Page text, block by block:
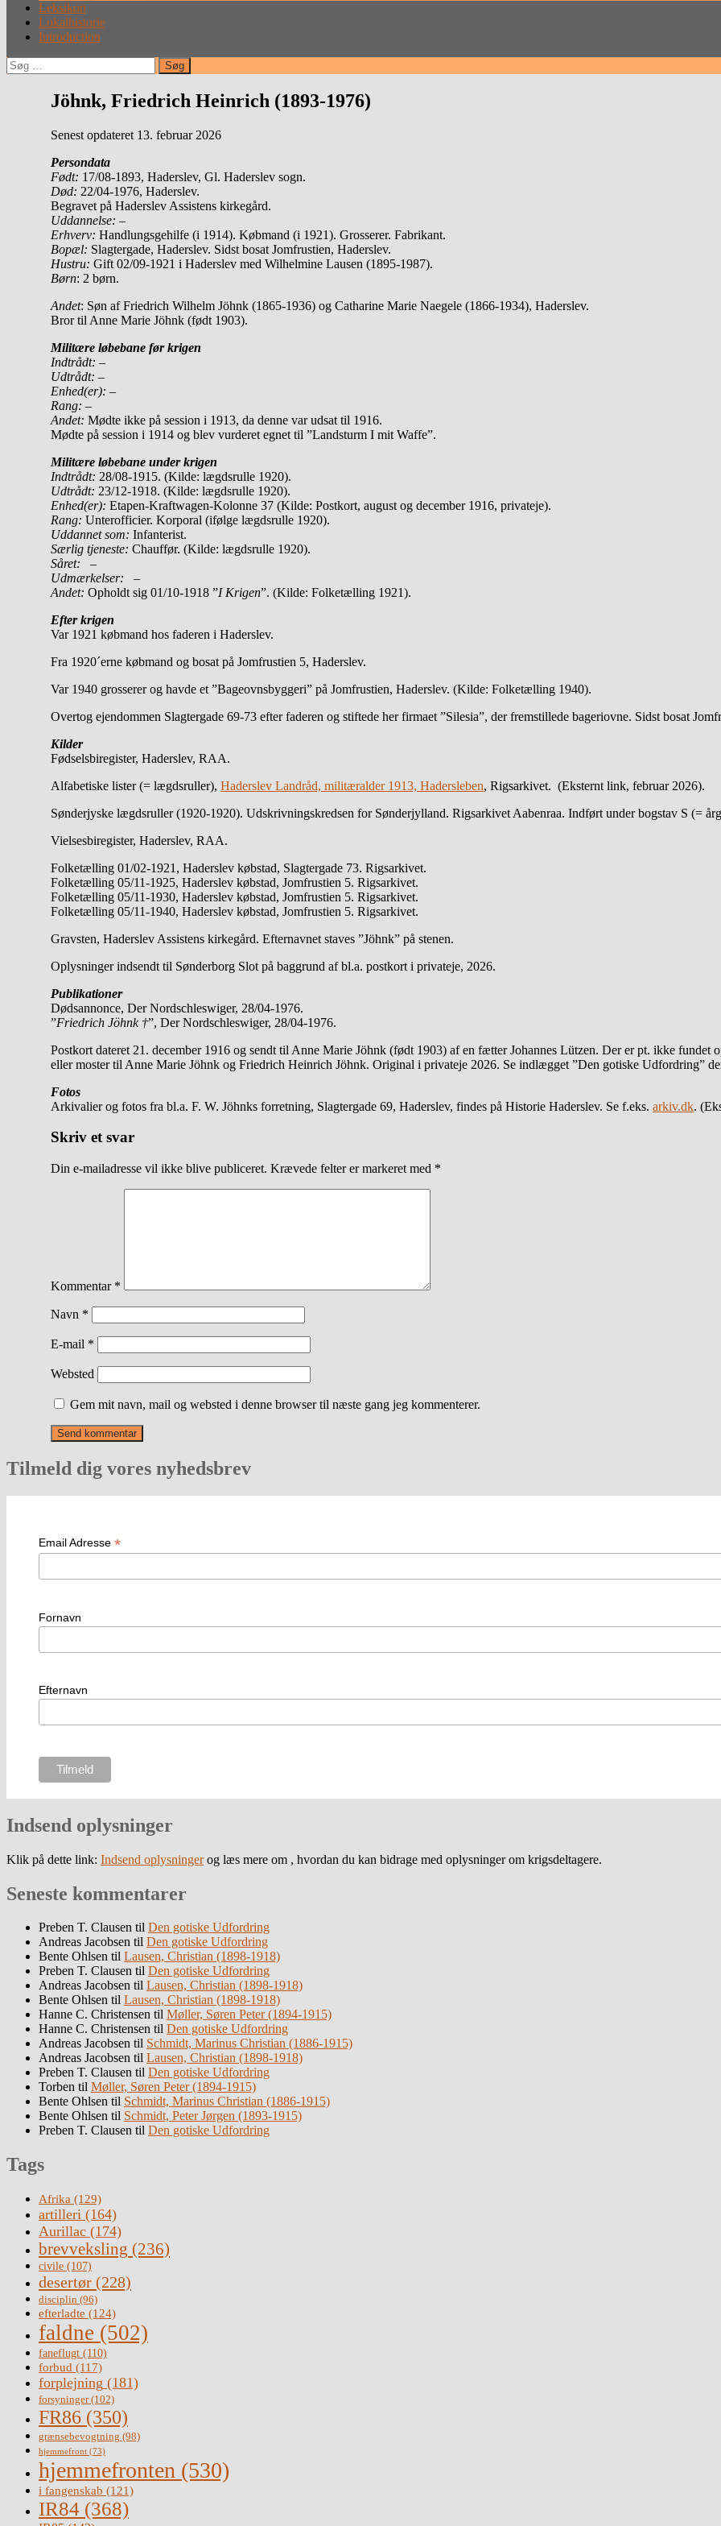
Leksikon
Lokalhistorie
Introduction
Søg
efter:
Jöhnk, Friedrich Heinrich (1893-1976)
Senest opdateret 13. februar 2026
Persondata
Født: 17/08-1893, Haderslev, Gl. Haderslev sogn.
Død: 22/04-1976, Haderslev.
Begravet på Haderslev Assistens kirkegård.
Uddannelse: –
Erhverv: Handlungsgehilfe (i 1914). Købmand (i 1921). Grosserer. Fabrikant.
Bopæl: Slagtergade, Haderslev. Sidst bosat Jomfrustien, Haderslev.
Hustru: Gift 02/09-1921 i Haderslev med Wilhelmine Lausen (1895-1987).
Børn: 2 børn.
Andet: Søn af Friedrich Wilhelm Jöhnk (1865-1936) og Catharine Marie Naegele (1866-1934), Haderslev.
Bror til Anne Marie Jöhnk (født 1903).
Militære løbebane før krigen
Indtrådt: –
Udtrådt: –
Enhed(er): –
Rang: –
Andet: Mødte ikke på session i 1913, da denne var udsat til 1916.
Mødte på session i 1914 og blev vurderet egnet til ”Landsturm I mit Waffe”.
Militære løbebane under krigen
Indtrådt: 28/08-1915. (Kilde: lægdsrulle 1920).
Udtrådt: 23/12-1918. (Kilde: lægdsrulle 1920).
Enhed(er): Etapen-Kraftwagen-Kolonne 37 (Kilde: Postkort, august og december 1916, privateje).
Rang: Unterofficier. Korporal (ifølge lægdsrulle 1920).
Uddannet som: Infanterist.
Særlig tjeneste: Chauffør. (Kilde: lægdsrulle 1920).
Såret: –
Udmærkelser: –
Andet: Opholdt sig 01/10-1918 ”I Krigen”. (Kilde: Folketælling 1921).
Efter krigen
Var 1921 købmand hos faderen i Haderslev.
Fra 1920´erne købmand og bosat på Jomfrustien 5, Haderslev.
Var 1940 grosserer og havde et ”Bageovnsbyggeri” på Jomfrustien, Haderslev. (Kilde: Folketælling 1940).
Overtog ejendommen Slagtergade 69-73 efter faderen og stiftede her firmaet ”Silesia”, der fremstillede bageriovne. Sidst bosat
Kilder
Fødselsbiregister, Haderslev, RAA.
Alfabetiske lister (= lægdsruller), Haderslev Landråd, militæralder 1913, Hadersleben, Rigsarkivet. (Eksternt link, februar 2026).
Sønderjyske lægdsruller (1920-1920). Udskrivningskredsen for Sønderjylland. Rigsarkivet Aabenraa. Indført under bogstav S (=
Vielsesbiregister, Haderslev, RAA.
Folketælling 01/02-1921, Haderslev købstad, Slagtergade 73. Rigsarkivet.
Folketælling 05/11-1925, Haderslev købstad, Jomfrustien 5. Rigsarkivet.
Folketælling 05/11-1930, Haderslev købstad, Jomfrustien 5. Rigsarkivet.
Folketælling 05/11-1940, Haderslev købstad, Jomfrustien 5. Rigsarkivet.
Gravsten, Haderslev Assistens kirkegård. Efternavnet staves ”Jöhnk” på stenen.
Oplysninger indsendt til Sønderborg Slot på baggrund af bl.a. postkort i privateje, 2026.
Publikationer
Dødsannonce, Der Nordschleswiger, 28/04-1976.
”Friedrich Jöhnk †”, Der Nordschleswiger, 28/04-1976.
Postkort dateret 21. december 1916 og sendt til Anne Marie Jöhnk (født 1903) af en fætter Johannes Lützen. Der er pt. ikke fundet
eller moster til Anne Marie Jöhnk og Friedrich Heinrich Jöhnk. Original i privateje 2026. Se indlægget ”Den gotiske Udfordring”
Fotos
Arkivalier og fotos fra bl.a. F. W. Jöhnks forretning, Slagtergade 69, Haderslev, findes på Historie Haderslev. Se f.eks. arkiv.dk.
Skriv et svar
Din e-mailadresse vil ikke blive publiceret. Krævede felter er markeret med *
Kommentar *
Navn *
E-mail *
Websted
Gem mit navn, mail og websted i denne browser til næste gang jeg kommenterer.
Tilmeld dig vores nyhedsbrev
Email Adresse *
Fornavn
Efternavn
Indsend oplysninger
Klik på dette link: Indsend oplysningerog læs mere om , hvordan du kan bidrage med oplysninger om krigsdeltagere.
Seneste kommentarer
Preben T. Clausen til Den gotiske Udfordring
Andreas Jacobsen til Den gotiske Udfordring
Bente Ohlsen til Lausen, Christian (1898-1918)
Preben T. Clausen til Den gotiske Udfordring
Andreas Jacobsen til Lausen, Christian (1898-1918)
Bente Ohlsen til Lausen, Christian (1898-1918)
Hanne C. Christensen til Møller, Søren Peter (1894-1915)
Hanne C. Christensen til Den gotiske Udfordring
Andreas Jacobsen til Schmidt, Marinus Christian (1886-1915)
Andreas Jacobsen til Lausen, Christian (1898-1918)
Preben T. Clausen til Den gotiske Udfordring
Torben til Møller, Søren Peter (1894-1915)
Bente Ohlsen til Schmidt, Marinus Christian (1886-1915)
Bente Ohlsen til Schmidt, Peter Jørgen (1893-1915)
Preben T. Clausen til Den gotiske Udfordring
Tags
Afrika (129)
artilleri (164)
Aurillac (174)
brevveksling (236)
civile (107)
desertør (228)
disciplin (96)
efterladte (124)
faldne (502)
faneflugt (110)
forbud (117)
forplejning (181)
forsyninger(102)
FR86 (350)
grænsebevogtning (98)
hjemmefront (73)
hjemmefronten (530)
i fangenskab (121)
IR84 (368)